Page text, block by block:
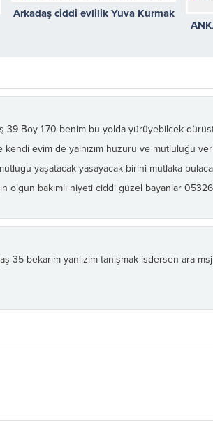
Arkadaş ciddi evlilik Yuva Kurmak
39 Boy 1.70 benim bu yolda yürüyebilcek
kendi evim de yalnızım huzuru ve mutluluğu
yaşatacak yasayacak birini mutlaka
olgun bakımlı niyeti ciddi güzel bayanlar
35 bekarım yanlızim tanışmak isdersen ara msj